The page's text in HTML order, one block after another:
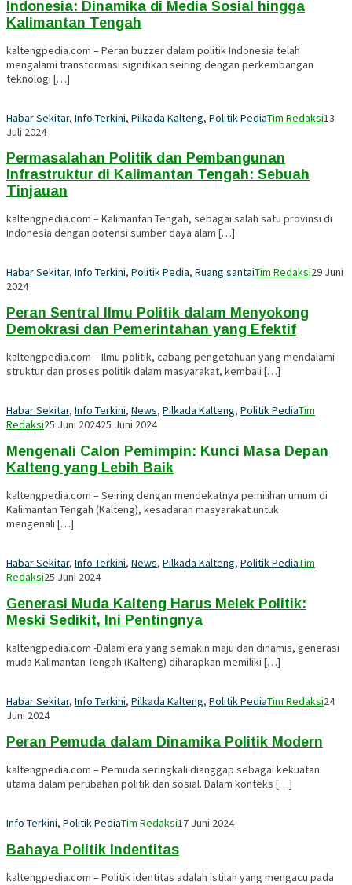
Indonesia: Dinamika di Media Sosial hingga
Kalimantan Tengah
kaltengpedia.com – Peran buzzer dalam politik Indonesia telah
mengalami transformasi signifikan seiring dengan perkembangan
teknologi […]
Habar Sekitar, Info Terkini, Pilkada Kalteng, Politik PediaTim Redaksi13
Juli 2024
Permasalahan Politik dan Pembangunan
Infrastruktur di Kalimantan Tengah: Sebuah
Tinjauan
kaltengpedia.com – Kalimantan Tengah, sebagai salah satu provinsi di
Indonesia dengan potensi sumber daya alam […]
Habar Sekitar, Info Terkini, Politik Pedia, Ruang santaiTim Redaksi29 Juni
2024
Peran Sentral Ilmu Politik dalam Menyokong
Demokrasi dan Pemerintahan yang Efektif
kaltengpedia.com – Ilmu politik, cabang pengetahuan yang mendalami
struktur dan proses politik dalam masyarakat, kembali […]
Habar Sekitar, Info Terkini, News, Pilkada Kalteng, Politik PediaTim
Redaksi25 Juni 202425 Juni 2024
Mengenali Calon Pemimpin: Kunci Masa Depan
Kalteng yang Lebih Baik
kaltengpedia.com – Seiring dengan mendekatnya pemilihan umum di
Kalimantan Tengah (Kalteng), kesadaran masyarakat untuk
mengenali […]
Habar Sekitar, Info Terkini, News, Pilkada Kalteng, Politik PediaTim
Redaksi25 Juni 2024
Generasi Muda Kalteng Harus Melek Politik:
Meski Sedikit, Ini Pentingnya
kaltengpedia.com -Dalam era yang semakin maju dan dinamis, generasi
muda Kalimantan Tengah (Kalteng) diharapkan memiliki […]
Habar Sekitar, Info Terkini, Pilkada Kalteng, Politik PediaTim Redaksi24
Juni 2024
Peran Pemuda dalam Dinamika Politik Modern
kaltengpedia.com – Pemuda seringkali dianggap sebagai kekuatan
utama dalam perubahan politik dan sosial. Dalam konteks […]
Info Terkini, Politik PediaTim Redaksi17 Juni 2024
Bahaya Politik Indentitas
kaltengpedia.com – Politik identitas adalah istilah yang mengacu pada